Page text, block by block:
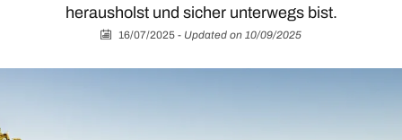
herausholst und sicher unterwegs bist.
16/07/2025 - Updated on 10/09/2025